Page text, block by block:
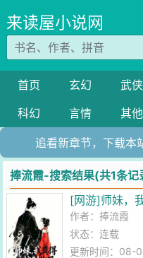
来读屋小说网
首页 玄幻 武侠
科幻
言情 其他
追看新章节，下载本
捧流霞-搜索结果(共1条记
[网游]师妹，
作者：捧流霞
状态：连载
更新时间：08-